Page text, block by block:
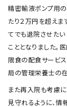
精密輸液ポンプ用
たり２万円を超えま
てでも退院させた
こととなりました
限食の配食サービ
局の管理栄養士の在
また再入院も考慮
見守れるように、情